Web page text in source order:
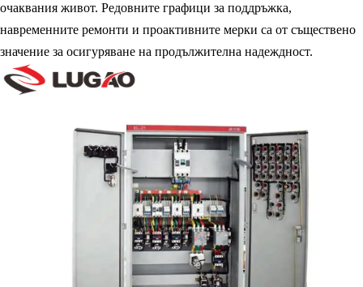
очаквания живот. Редовните графици за поддръжка,
навременните ремонти и проактивните мерки са от съществено
значение за осигуряване на продължителна надеждност.